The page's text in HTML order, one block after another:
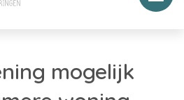
mogelijk